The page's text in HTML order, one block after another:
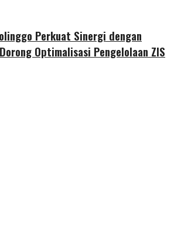
Perkuat Sinergi dengan
Optimalisasi Pengelolaan ZIS